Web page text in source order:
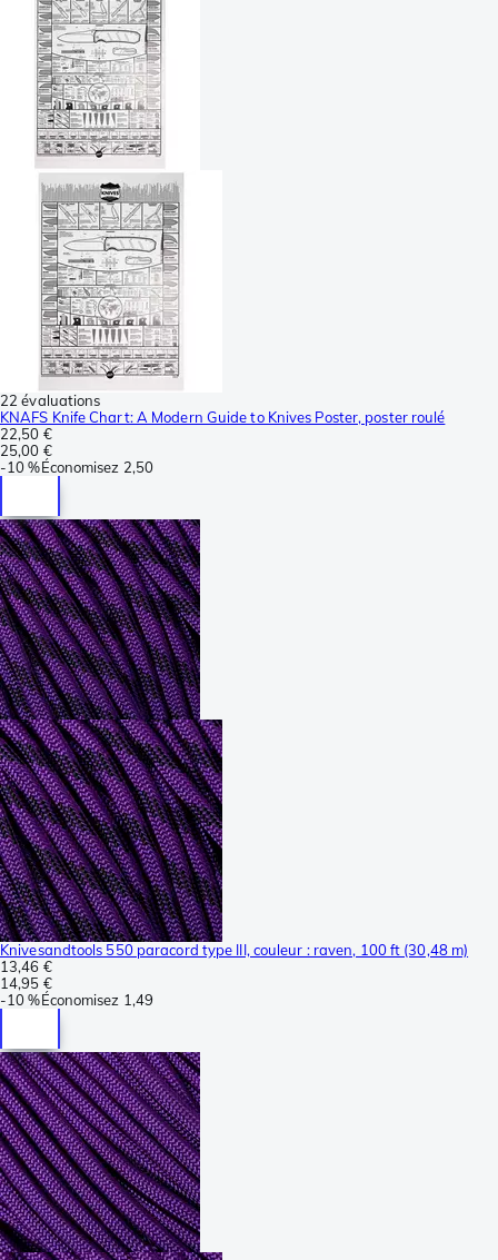
22 évaluations
KNAFS Knife Chart: A Modern Guide to Knives Poster, poster roulé
22,50 €
25,00 €
-10 %Économisez 2,50
Knivesandtools 550 paracord type III, couleur : raven, 100 ft (30,48 m)
13,46 €
14,95 €
-10 %Économisez 1,49